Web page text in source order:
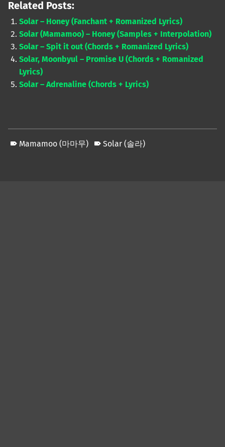
Related Posts:
Solar – Honey (Fanchant + Romanized Lyrics)
Solar (Mamamoo) – Honey (Samples + Interpolation)
Solar – Spit it out (Chords + Romanized Lyrics)
Solar, Moonbyul – Promise U (Chords + Romanized
Lyrics)
Solar – Adrenaline (Chords + Lyrics)
Mamamoo (마마무) Solar (솔라)